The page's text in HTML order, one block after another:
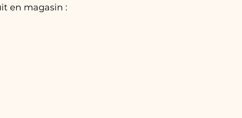
en magasin :